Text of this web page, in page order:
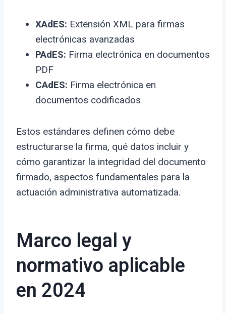
XAdES: Extensión XML para firmas
electrónicas avanzadas
PAdES: Firma electrónica en documentos
PDF
CAdES: Firma electrónica en
documentos codificados
Estos estándares definen cómo debe
estructurarse la firma, qué datos incluir y
cómo garantizar la integridad del documento
firmado, aspectos fundamentales para la
actuación administrativa automatizada.
Marco legal y
normativo aplicable
en 2024